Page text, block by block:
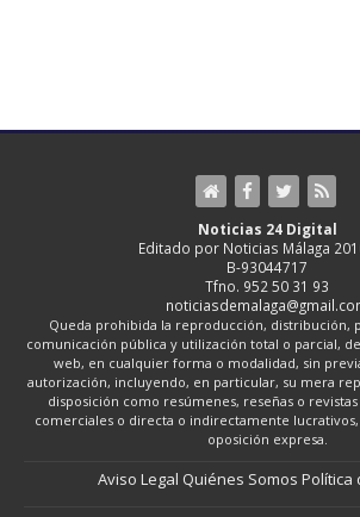
Noticias 24 Digital
Editado por Noticias Málaga
B-93044717
Tfno. 952 50 31 93
Queda prohibida la reproducción, distribución,
comunicación pública y utilización total o parcial,
web, en cualquier forma o modalidad, sin
autorización, incluyendo, en particular, su mera
disposición como resúmenes, reseñas o
comerciales o directa o indirectamente lucrativos,
oposición expresa.
Aviso Legal Quiénes Somos Política